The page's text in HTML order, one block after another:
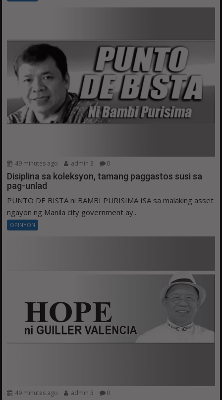
49 minutes ago admin 3 0
Disiplina sa koleksyon, tamang paggastos susi sa
pag-unlad
PUNTO DE BISTA ni BAMBI PURISIMA ISA sa malaking asset
ngayon ng Manila city government ay...
OPINYON
49 minutes ago admin 3 0